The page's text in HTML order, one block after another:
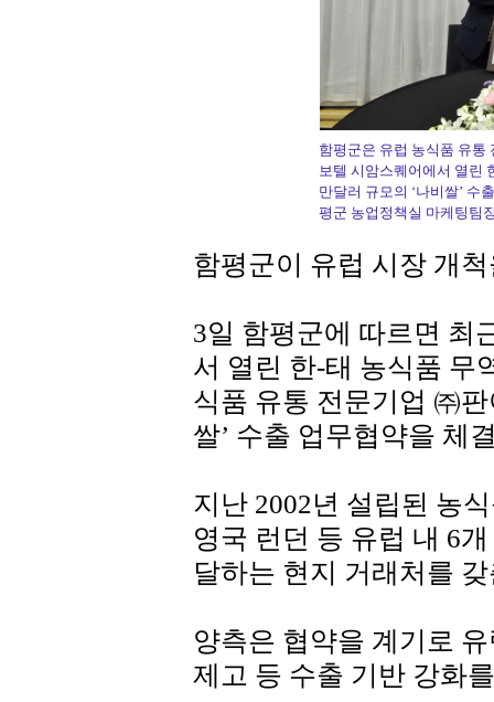
함평군은 유럽 농식품 유통
보텔 시암스퀘어에서 열린
만달러 규모의 ‘나비쌀’ 수
평군 농업정책실 마케팅팀
함평군이 유럽 시장 개
3일 함평군에 따르면 최
서 열린 한-태 농식품 무
식품 유통 전문기업 ㈜
쌀’ 수출 업무협약을 체
지난 2002년 설립된 농
영국 런던 등 유럽 내 6
달하는 현지 거래처를
양측은 협약을 계기로
제고 등 수출 기반 강화